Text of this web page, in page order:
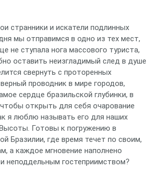
странники и искатели подлинных
мы отправимся в одно из тех мест,
не ступала нога массового туриста,
оставить неизгладимый след в душе
свернуть с проторенных
проводник в мире городов,
сердце бразильской глубинки, в
открыть для себя очарование
я люблю называть его для наших
Готовы к погружению в
Бразилии, где время течет по своим,
а каждое мгновение наполнено
неподдельным гостеприимством?